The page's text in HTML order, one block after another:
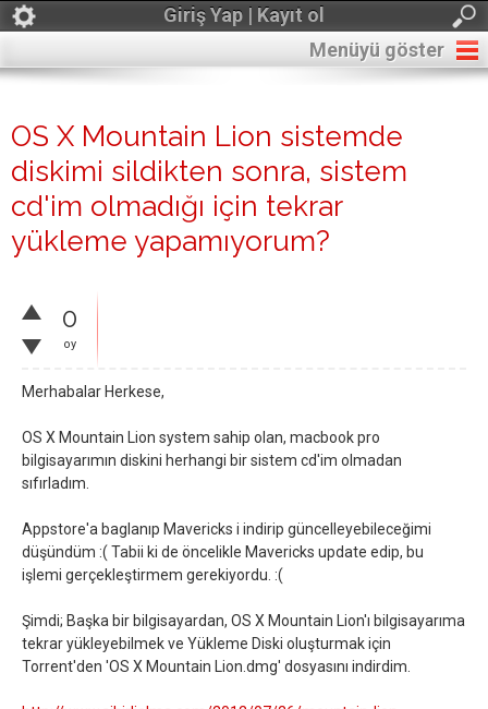
Giriş Yap | Kayıt ol
Menüyü göster
OS X Mountain Lion sistemde
diskimi sildikten sonra, sistem
cd'im olmadığı için tekrar
yükleme yapamıyorum?
0
oy
Merhabalar Herkese,
OS X Mountain Lion system sahip olan, macbook pro
bilgisayarımın diskini herhangi bir sistem cd'im olmadan
sıfırladım.
Appstore'a baglanıp Mavericks i indirip güncelleyebileceğimi
düşündüm :( Tabii ki de öncelikle Mavericks update edip, bu
işlemi gerçekleştirmem gerekiyordu. :(
Şimdi; Başka bir bilgisayardan, OS X Mountain Lion'ı bilgisayarıma
tekrar yükleyebilmek ve Yükleme Diski oluşturmak için
Torrent'den 'OS X Mountain Lion.dmg' dosyasını indirdim.